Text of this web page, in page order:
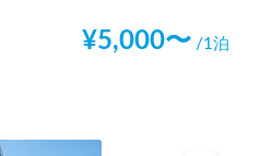
¥5,000〜 /1泊